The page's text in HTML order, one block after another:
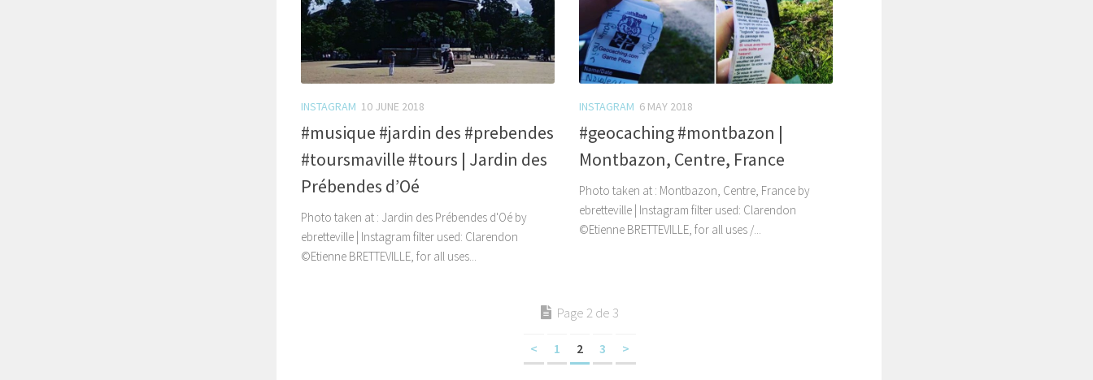
INSTAGRAM 10 JUNE 2018
#musique #jardin des #prebendes
#toursmaville #tours | Jardin des
Prébendes d’Oé
Photo taken at : Jardin des Prébendes d'Oé by
ebretteville | Instagram filter used: Clarendon
©Etienne BRETTEVILLE, for all uses...
INSTAGRAM 6 MAY 2018
#geocaching #montbazon |
Montbazon, Centre, France
Photo taken at : Montbazon, Centre, France by
ebretteville | Instagram filter used: Clarendon
©Etienne BRETTEVILLE, for all uses /...
Page 2 de 3
< 1 2 3 >